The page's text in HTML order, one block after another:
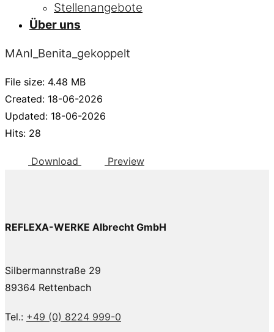
Stellenangebote
Über uns
MAnl_Benita_gekoppelt
File size: 4.48 MB
Created: 18-06-2026
Updated: 18-06-2026
Hits: 28
Download Preview
REFLEXA-WERKE Albrecht GmbH
Silbermannstraße 29
89364 Rettenbach
Tel.: +49 (0) 8224 999-0